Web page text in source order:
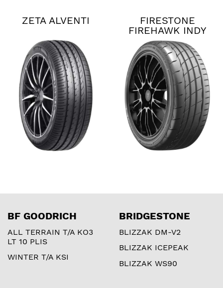
ZETA ALVENTI
FIRESTONE
FIREHAWK INDY
500 V2
BF GOODRICH
ALL TERRAIN T/A KO3
LT 10 PLIS
WINTER T/A KSI
BRIDGESTONE
BLIZZAK DM-V2
BLIZZAK ICEPEAK
BLIZZAK WS90